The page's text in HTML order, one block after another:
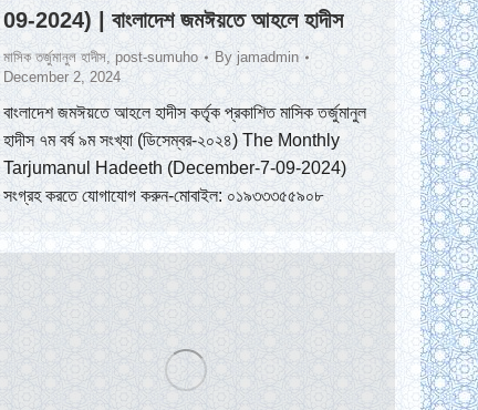
09-2024) | বাংলাদেশ জমঈয়তে আহলে হাদীস
মাসিক তর্জুমানুল হাদীস post-sumuho By jamadmin
December 2, 2024
বাংলাদেশ জমঈয়তে আহলে হাদীস কর্তৃক প্রকাশিত মাসিক তর্জুমানুল
হাদীস ৭ম বর্ষ ৯ম সংখ্যা (ডিসেম্বর-২০২৪) The Monthly
Tarjumanul Hadeeth (December-7-09-2024)
সংগ্রহ করতে যোগাযোগ করুন-মোবাইল: ০১৯৩৩৩৫৫৯০৮